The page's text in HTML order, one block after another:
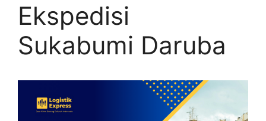
Ekspedisi
Sukabumi Daruba